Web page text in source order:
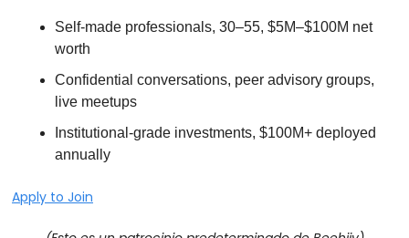
Self-made professionals, 30–55, $5M–$100M net
worth
Confidential conversations, peer advisory groups,
live meetups
Institutional-grade investments, $100M+ deployed
annually
Apply to Join